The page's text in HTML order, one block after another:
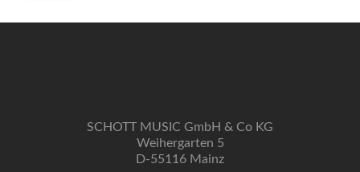
SCHOTT MUSIC GmbH & Co KG
Weihergarten 5
D-55116 Mainz